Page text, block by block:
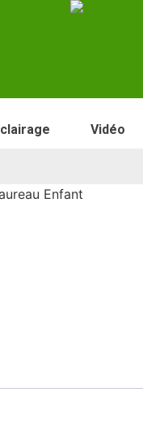
Vidéo
Enfant